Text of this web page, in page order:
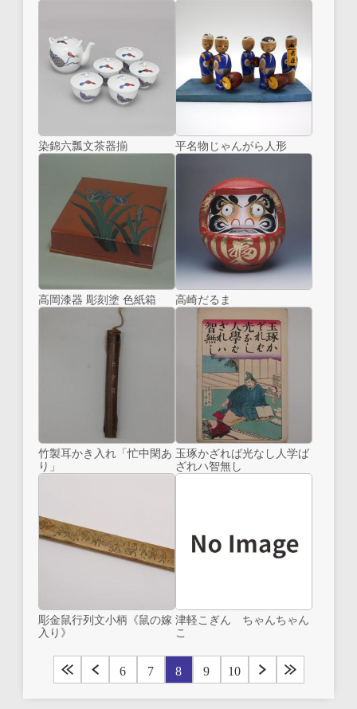
染錦六瓢文茶器揃 平名物じゃんがら人形
高岡漆器 彫刻塗 色紙箱 高崎だるま
竹製耳かき入れ「忙中閑あ
り」
玉琢かざれば光なし人学ば
ざれハ智無し
彫金鼠行列文小柄《鼠の嫁
入り》
津軽こぎん ちゃんちゃん
こ
6 7 8 9 10